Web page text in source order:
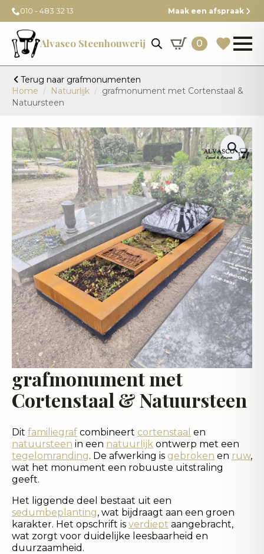
010 - 483 32 13 Maak een afspraak
Alvasco Steenhouwerij 0
Terug naar grafmonumenten
Home
Natuurlijk
grafmonument met Cortenstaal &
Natuursteen
grafmonument met
Cortenstaal & Natuursteen
Dit familiegraf combineert cortenstaal en
natuursteen in een natuurlijk ontwerp met een
tegelomranding. De afwerking is gebroken en ruw,
wat het monument een robuuste uitstraling
geeft.
Het liggende deel bestaat uit een
sedumbeplanting, wat bijdraagt aan een groen
karakter. Het opschrift is verdiept aangebracht,
wat zorgt voor duidelijke leesbaarheid en
duurzaamheid.